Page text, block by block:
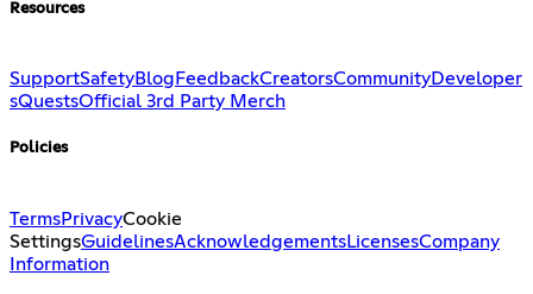
Resources
SupportSafetyBlog FeedbackCreatorsCommunityDeveloper
sQuestsOfficial 3rd Party Merch
Policies
TermsPrivacyCookie
SettingsGuidelinesAcknowledgementsLicensesCompany
Information